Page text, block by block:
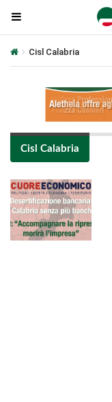
Cisl Calabria
Cisl Calabria